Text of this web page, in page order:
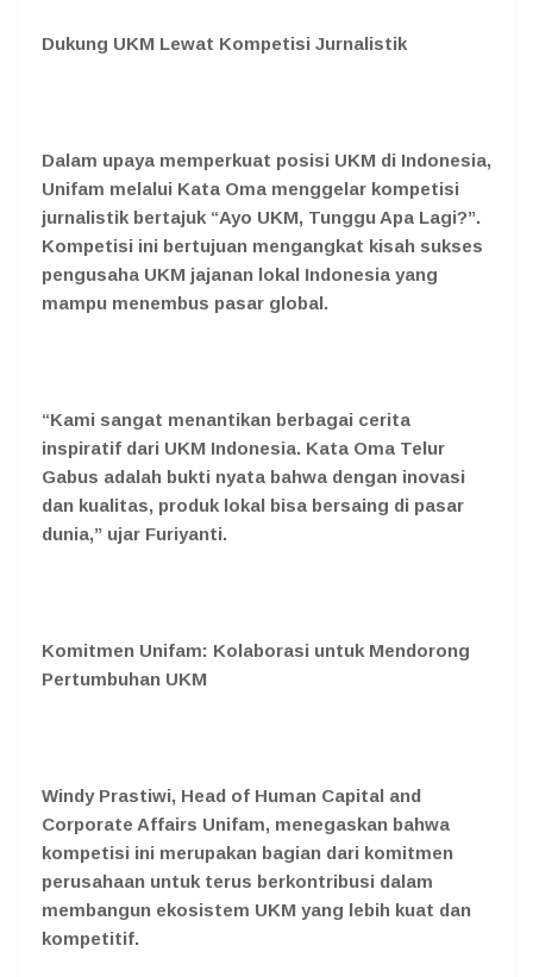
Dukung UKM Lewat Kompetisi Jurnalistik
Dalam upaya memperkuat posisi UKM di Indonesia,
Unifam melalui Kata Oma menggelar kompetisi
jurnalistik bertajuk “Ayo UKM, Tunggu Apa Lagi?”.
Kompetisi ini bertujuan mengangkat kisah sukses
pengusaha UKM jajanan lokal Indonesia yang
mampu menembus pasar global.
“Kami sangat menantikan berbagai cerita
inspiratif dari UKM Indonesia. Kata Oma Telur
Gabus adalah bukti nyata bahwa dengan inovasi
dan kualitas, produk lokal bisa bersaing di pasar
dunia,” ujar Furiyanti.
Komitmen Unifam: Kolaborasi untuk Mendorong
Pertumbuhan UKM
Windy Prastiwi, Head of Human Capital and
Corporate Affairs Unifam, menegaskan bahwa
kompetisi ini merupakan bagian dari komitmen
perusahaan untuk terus berkontribusi dalam
membangun ekosistem UKM yang lebih kuat dan
kompetitif.